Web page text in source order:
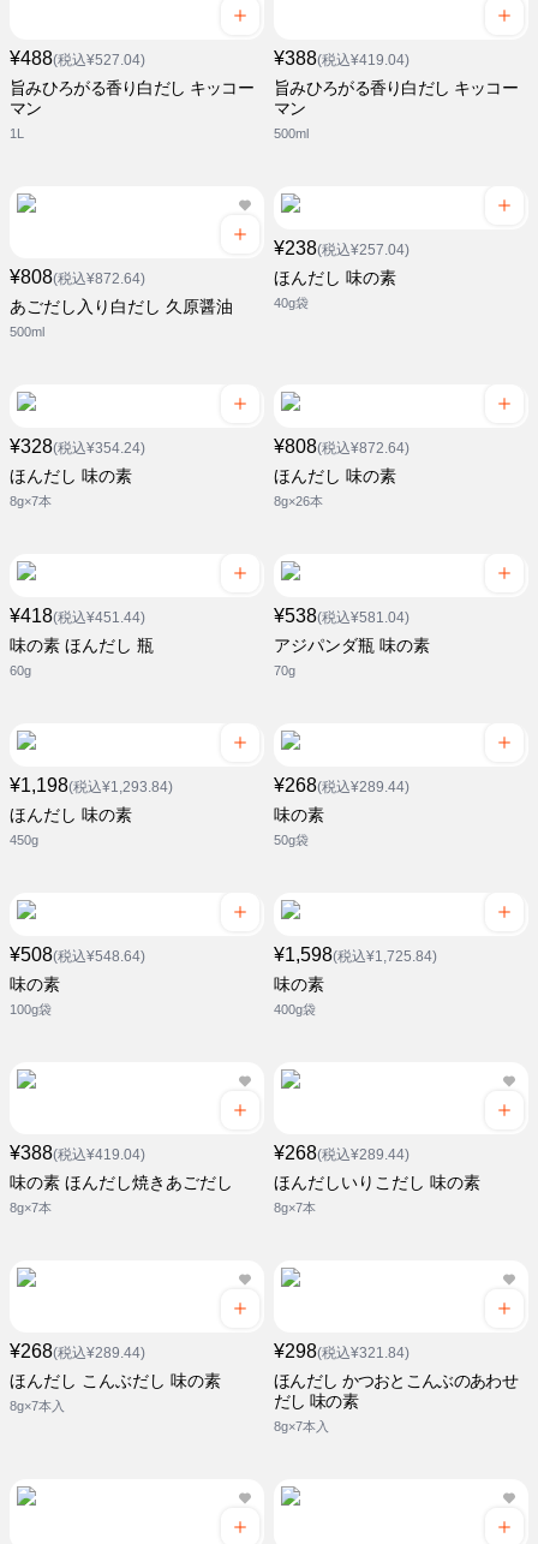
¥488(税込¥527.04)
旨みひろがる香り白だし キッコー
マン
1L
¥388(税込¥419.04)
旨みひろがる香り白だし キッコー
マン
500ml
¥808(税込¥872.64)
あごだし入り白だし 久原醤油
500ml
¥238(税込¥257.04)
ほんだし 味の素
40g袋
¥328(税込¥354.24)
ほんだし 味の素
8g×7本
¥808(税込¥872.64)
ほんだし 味の素
8g×26本
¥418(税込¥451.44)
味の素 ほんだし 瓶
60g
¥538(税込¥581.04)
アジパンダ瓶 味の素
70g
¥1,198(税込¥1,293.84)
ほんだし 味の素
450g
¥268(税込¥289.44)
味の素
50g袋
¥508(税込¥548.64)
味の素
100g袋
¥1,598(税込¥1,725.84)
味の素
400g袋
¥388(税込¥419.04)
味の素 ほんだし焼きあごだし
8g×7本
¥268(税込¥289.44)
ほんだしいりこだし 味の素
8g×7本
¥268(税込¥289.44)
ほんだし こんぶだし 味の素
8g×7本入
¥298(税込¥321.84)
ほんだし かつおとこんぶのあわせ
だし 味の素
8g×7本入